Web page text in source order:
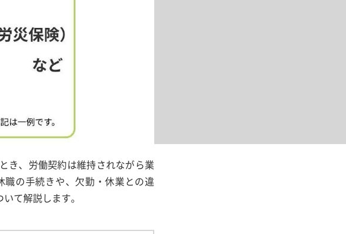
き、労働契約は維持されながら業
の手続きや、欠勤・休業との違
て解説します。